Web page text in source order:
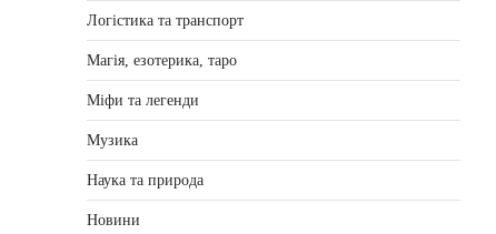
Логістика та транспорт
Магія, езотерика, таро
Міфи та легенди
Музика
Наука та природа
Новини